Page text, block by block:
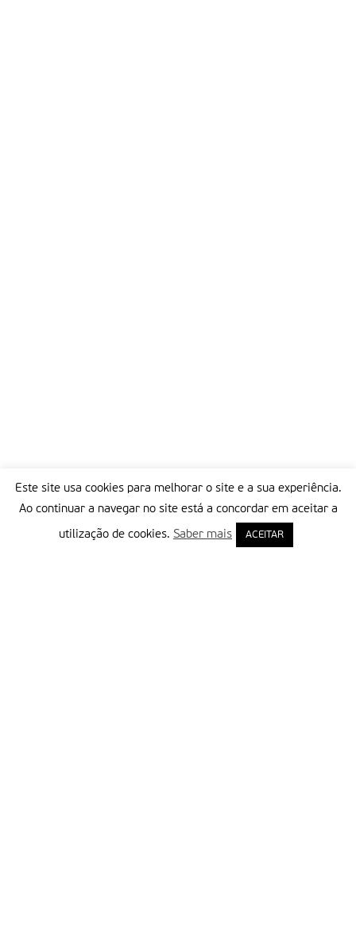
Este site usa cookies para melhorar o site e a sua experiência.
Ao continuar a navegar no site está a concordar em aceitar a
utilização de cookies. Saber mais ACEITAR